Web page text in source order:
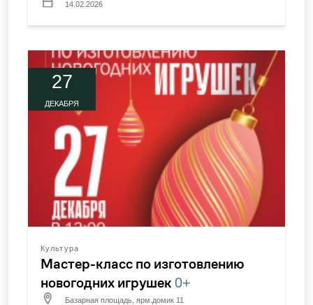
14.02.2026
27
ДЕКАБРЯ
Культура
Мастер-класс по изготовлению
новогодних игрушек 0+
Базарная площадь, ярм.домик 11